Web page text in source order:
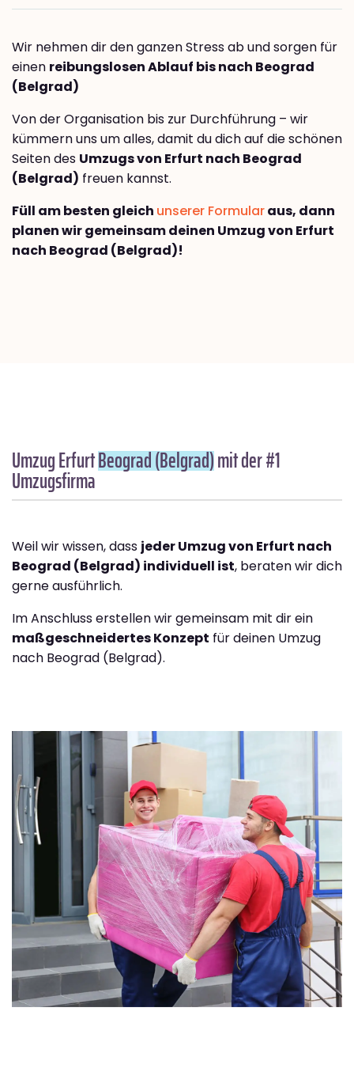
Wir nehmen dir den ganzen Stress ab und sorgen für
einen reibungslosen Ablauf bis nach Beograd
(Belgrad)
Von der Organisation bis zur Durchführung – wir
kümmern uns um alles, damit du dich auf die schönen
Seiten des Umzugs von Erfurt nach Beograd
(Belgrad) freuen kannst.
Füll am besten gleich unserer Formularaus, dann
planen wir gemeinsam deinen Umzug von Erfurt
nach Beograd (Belgrad)!
Umzug ErfurtBeograd (Belgrad)mit der #1
Umzugsfirma
Weil wir wissen, dass jeder Umzug von Erfurt nach
Beograd (Belgrad) individuell ist, beraten wir dich
gerne ausführlich.
Im Anschluss erstellen wir gemeinsam mit dir ein
maßgeschneidertes Konzept für deinen Umzug
nach Beograd (Belgrad).